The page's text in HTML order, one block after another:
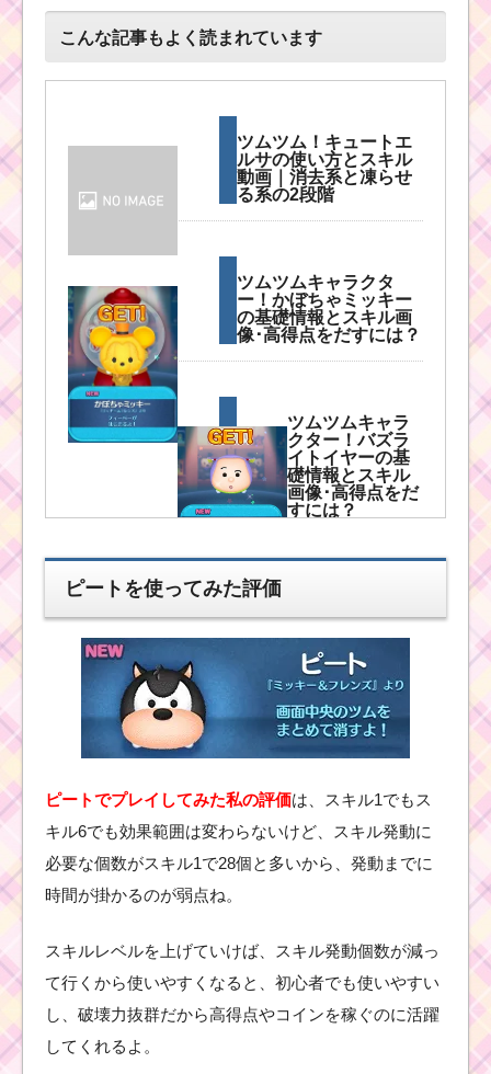
こんな記事もよく読まれています
ツムツム！キュートエ
ルサの使い方とスキル
動画｜消去系と凍らせ
る系の2段階
ツムツムキャラクタ
ー！かぼちゃミッキー
の基礎情報とスキル画
像･高得点をだすには？
ツムツムキャラ
クター！バズラ
イトイヤーの基
礎情報とスキル
画像･高得点をだ
すには？
ツムツムキャラクタ
ー！クリスマスミッキ
画像･高得点をだすに
ツムツム！ホリ
使い方とスキル
動画｜3箇所でま
とめてツムを消
す
ー！モカの基礎情報と
スキル画像･高得点をだ
すには？
ピートを使ってみた評価
ピートでプレイしてみた私の評価は、スキル1でもス
キル6でも効果範囲は変わらないけど、スキル発動に
必要な個数がスキル1で28個と多いから、発動までに
時間が掛かるのが弱点ね。
スキルレベルを上げていけば、スキル発動個数が減っ
て行くから使いやすくなると、初心者でも使いやすい
し、破壊力抜群だから高得点やコインを稼ぐのに活躍
してくれるよ。